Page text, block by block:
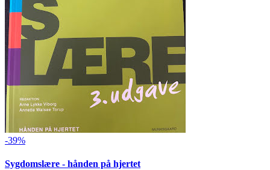
-39%
Sygdomslære - hånden på hjertet